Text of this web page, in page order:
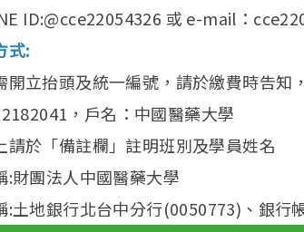
ID:@cce22054326 或 e-mail：
式:
開立抬頭及統一編號，請於繳費時告知
，戶名：中國醫藥大學
請於「備註欄」註明班別及學員姓名
:財團法人中國醫藥大學
:土地銀行北台中分行(0050773)、銀行